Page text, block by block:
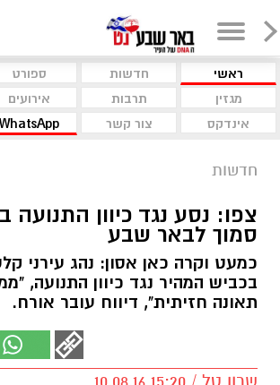
ראשי חדשות ספורט
מגזין
תרבות אירועים
אינדקס
צור קשר WhatsApp
חדשות
צפו: נסע נגד כיוון התנועה
סמוך לבאר שבע
כמעט וקרה כאן אסון: נהג עירני
בכביש המהיר נגד כיוון התנועה,
תאונה חזיתית", דיווח עובר אורח.